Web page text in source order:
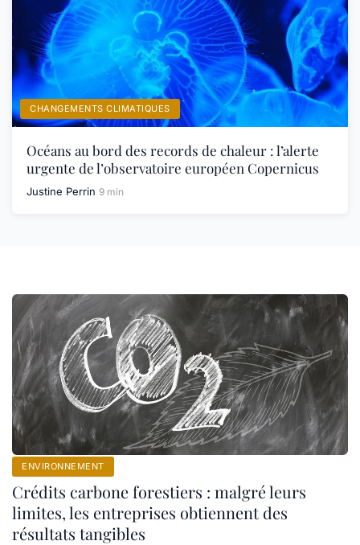
CHANGEMENTS CLIMATIQUES
Océans au bord des records de chaleur : l’alerte
urgente de l’observatoire européen Copernicus
Justine Perrin 9 min
ENVIRONNEMENT
Crédits carbone forestiers : malgré leurs
limites, les entreprises obtiennent des
résultats tangibles